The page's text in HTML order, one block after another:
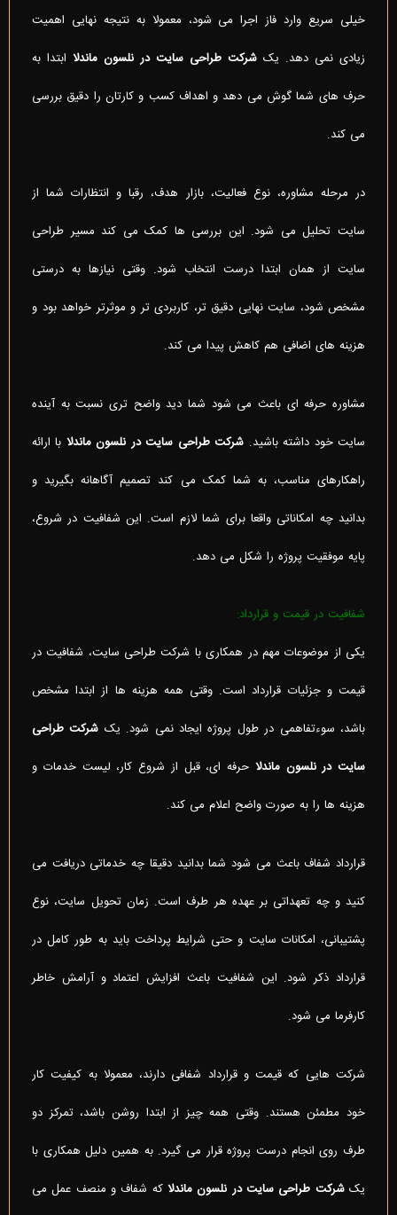
خیلی سریع وارد فاز اجرا می شود، معمولا به نتیجه نهایی اهمیت
زیادی نمی دهد. یک شرکت طراحی سایت در نلسون ماندلا ابتدا به
حرف های شما گوش می دهد و اهداف کسب و کارتان را دقیق بررسی
می کند.
در مرحله مشاوره، نوع فعالیت، بازار هدف، رقبا و انتظارات شما از
سایت تحلیل می شود. این بررسی ها کمک می کند مسیر طراحی
سایت از همان ابتدا درست انتخاب شود. وقتی نیازها به درستی
مشخص شود، سایت نهایی دقیق تر، کاربردی تر و موثرتر خواهد بود و
هزینه های اضافی هم کاهش پیدا می کند.
مشاوره حرفه ای باعث می شود شما دید واضح تری نسبت به آینده
سایت خود داشته باشید. شرکت طراحی سایت در نلسون ماندلا با ارائه
راهکارهای مناسب، به شما کمک می کند تصمیم آگاهانه بگیرید و
بدانید چه امکاناتی واقعا برای شما لازم است. این شفافیت در شروع،
پایه موفقیت پروژه را شکل می دهد.
شفافیت در قیمت و قرارداد:
یکی از موضوعات مهم در همکاری با شرکت طراحی سایت، شفافیت در
قیمت و جزئیات قرارداد است. وقتی همه هزینه ها از ابتدا مشخص
باشد، سوءتفاهمی در طول پروژه ایجاد نمی شود. یک شرکت طراحی
سایت در نلسون ماندلا حرفه ای، قبل از شروع کار، لیست خدمات و
هزینه ها را به صورت واضح اعلام می کند.
قرارداد شفاف باعث می شود شما بدانید دقیقا چه خدماتی دریافت می
کنید و چه تعهداتی بر عهده هر طرف است. زمان تحویل سایت، نوع
پشتیبانی، امکانات سایت و حتی شرایط پرداخت باید به طور کامل در
قرارداد ذکر شود. این شفافیت باعث افزایش اعتماد و آرامش خاطر
کارفرما می شود.
شرکت هایی که قیمت و قرارداد شفافی دارند، معمولا به کیفیت کار
خود مطمئن هستند. وقتی همه چیز از ابتدا روشن باشد، تمرکز دو
طرف روی انجام درست پروژه قرار می گیرد. به همین دلیل همکاری با
یکشرکت طراحی سایت در نلسون ماندلا که شفاف و منصف عمل می